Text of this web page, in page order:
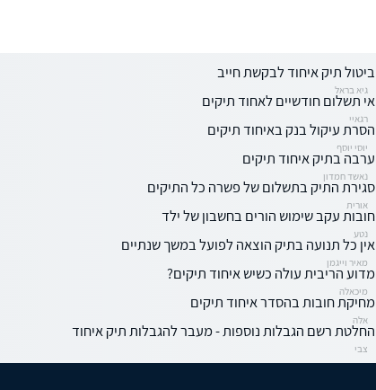
ביטול תיק איחוד לבקשת חייב
גיא בראל
אי תשלום חודשיים לאחוד תיקים
רגאיי
הסרת עיקול בנק באיחוד תיקים
יוסי יוסף
ערבה בתיק איחוד תיקים
נאשד חמדון
סגירת התיק בתשלום של פשרה כל התיקים
אורית
חובות עקב שימוש הורים בחשבון של ילד
נטע
אין כל תנועה בתיק הוצאה לפועל במשך שנתיים
מאיר וייגמן
מדוע הריבית עולה כשיש איחוד תיקים?
מיכאלה
מחיקת חובות בהסדר איחוד תיקים
אלה
החלטת רשם הגבלות נוספות - מעבר להגבלות תיק איחוד
צבי